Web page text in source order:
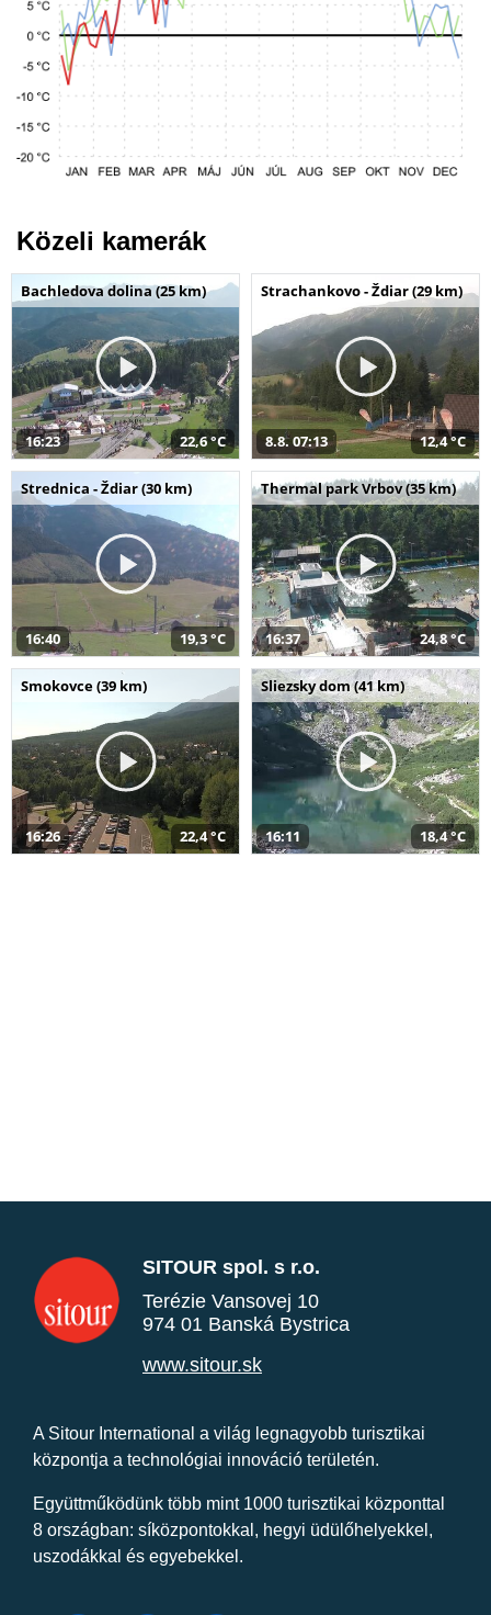
Közeli kamerák
Bachledova dolina (25 km)
16:23 22,6 °C
Strachankovo - Ždiar (29 km)
8.8. 07:13 12,4 °C
Strednica - Ždiar (30 km)
16:40 19,3 °C
Thermal park Vrbov (35 km)
16:37 24,8 °C
Smokovce (39 km)
16:26 22,4 °C
Sliezsky dom (41 km)
16:11 18,4 °C
SITOUR spol. s r.o.
Terézie Vansovej 10
974 01 Banská Bystrica
www.sitour.sk
A Sitour International a világ legnagyobb turisztikai
központja a technológiai innováció területén.
Együttműködünk több mint 1000 turisztikai központtal
8 országban: síközpontokkal, hegyi üdülőhelyekkel,
uszodákkal és egyebekkel.